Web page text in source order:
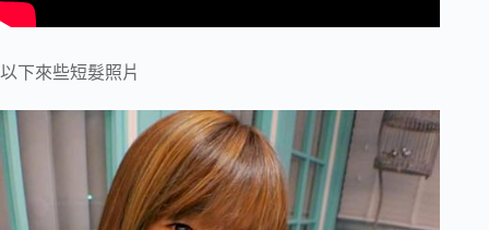
以下來些短髮照片